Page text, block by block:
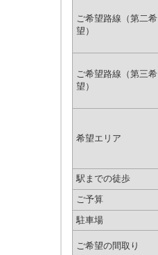
ご希望路線（第二希
望）
ご希望路線（第三希
望）
希望エリア
駅までの徒歩
ご予算
駐車場
ご希望の間取り